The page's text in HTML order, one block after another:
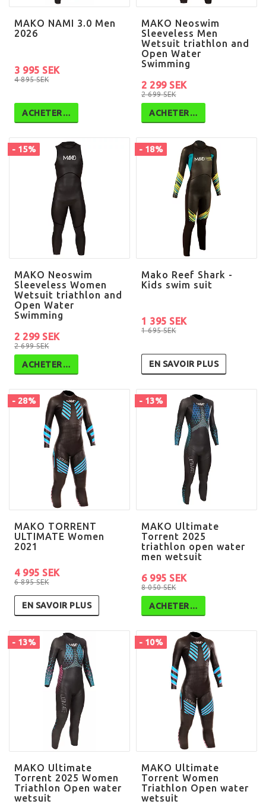
MAKO NAMI 3.0 Men
2026
4 895 SEK
3 995 SEK
ACHETER…
MAKO Neoswim
Sleeveless Men
Wetsuit triathlon and
Open Water
Swimming
2 699 SEK
2 299 SEK
ACHETER…
- 15%
MAKO Neoswim
Sleeveless Women
Wetsuit triathlon and
Open Water
Swimming
2 699 SEK
2 299 SEK
ACHETER…
- 18%
Mako Reef Shark -
Kids swim suit
1 695 SEK
1 395 SEK
EN SAVOIR PLUS
- 28%
MAKO TORRENT
ULTIMATE Women
2021
6 895 SEK
4 995 SEK
EN SAVOIR PLUS
- 13%
MAKO Ultimate
Torrent 2025
triathlon open water
men wetsuit
8 050 SEK
6 995 SEK
ACHETER…
- 13%
MAKO Ultimate
Torrent 2025 Women
Triathlon Open water
wetsuit
- 10%
MAKO Ultimate
Torrent Women
Triathlon Open water
wetsuit